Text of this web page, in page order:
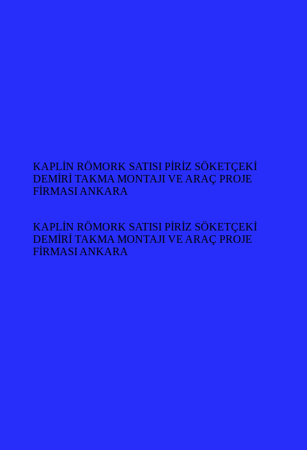
KAPLİN RÖMORK SATISI PİRİZ SÖKETÇEKİ
DEMİRİ TAKMA MONTAJI VE ARAÇ PROJE
FİRMASI ANKARA
KAPLİN RÖMORK SATISI PİRİZ SÖKETÇEKİ
DEMİRİ TAKMA MONTAJI VE ARAÇ PROJE
FİRMASI ANKARA